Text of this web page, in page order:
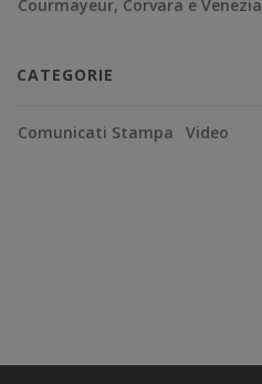
Courmayeur, Corvara e Venezia
CATEGORIE
Comunicati Stampa Video